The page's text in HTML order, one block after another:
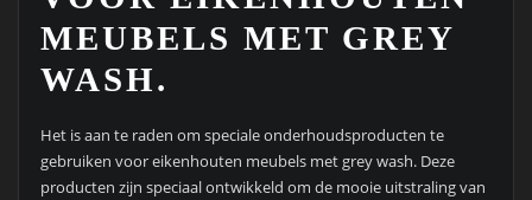
MEUBELS MET GREY
WASH.
Het is aan te raden om speciale onderhoudsproducten te
gebruiken voor eikenhouten meubels met grey wash. Deze
producten zijn speciaal ontwikkeld om de mooie uitstraling van